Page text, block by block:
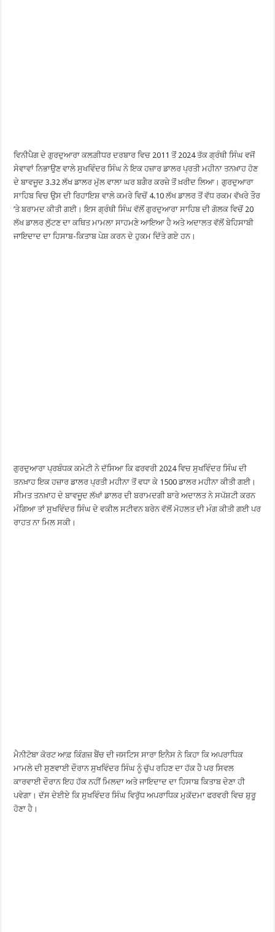
ਵਿਨੀਪੈਗ ਦੇ ਗੁਰਦੁਆਰਾ ਕਲਗ਼ੀਧਰ ਦਰਬਾਰ ਵਿਚ 2011 ਤੋਂ 2024 ਤੱਕ ਗ੍ਰੰਥੀ ਸਿੰਘ ਵਜੋਂ
ਸੇਵਾਵਾਂ ਨਿਭਾਉਣ ਵਾਲੇ ਸੁਖਵਿੰਦਰ ਸਿੰਘ ਨੇ ਇਕ ਹਜ਼ਾਰ ਡਾਲਰ ਪ੍ਰਤੀ ਮਹੀਨਾ ਤਨਖ਼ਾਹ ਹੋਣ
ਦੇ ਬਾਵਜੂਦ 3.32 ਲੱਖ ਡਾਲਰ ਮੁੱਲ ਵਾਲਾ ਘਰ ਬਗੈਰ ਕਰਜ਼ੇ ਤੋਂ ਖ਼ਰੀਦ ਲਿਆ। ਗੁਰਦੁਆਰਾ
ਸਾਹਿਬ ਵਿਚ ਉਸ ਦੀ ਰਿਹਾਇਸ਼ ਵਾਲੇ ਕਮਰੇ ਵਿਚੋਂ 4.10 ਲੱਖ ਡਾਲਰ ਤੋਂ ਵੱਧ ਰਕਮ ਵੱਖਰੇ ਤੌਰ
’ਤੇ ਬਰਾਮਦ ਕੀਤੀ ਗਈ। ਇਸ ਗ੍ਰੰਥੀ ਸਿੰਘ ਵੱਲੋਂ ਗੁਰਦੁਆਰਾ ਸਾਹਿਬ ਦੀ ਗੋਲਕ ਵਿਚੋਂ 20
ਲੱਖ ਡਾਲਰ ਲੁੱਟਣ ਦਾ ਕਥਿਤ ਮਾਮਲਾ ਸਾਹਮਣੇ ਆਇਆ ਹੈ ਅਤੇ ਅਦਾਲਤ ਵੱਲੋਂ ਬੇਹਿਸਾਬੀ
ਜਾਇਦਾਦ ਦਾ ਹਿਸਾਬ-ਕਿਤਾਬ ਪੇਸ਼ ਕਰਨ ਦੇ ਹੁਕਮ ਦਿੱਤੇ ਗਏ ਹਨ।
ਗੁਰਦੁਆਰਾ ਪ੍ਰਬੰਧਕ ਕਮੇਟੀ ਨੇ ਦੱਸਿਆ ਕਿ ਫਰਵਰੀ 2024 ਵਿਚ ਸੁਖਵਿੰਦਰ ਸਿੰਘ ਦੀ
ਤਨਖ਼ਾਹ ਇਕ ਹਜ਼ਾਰ ਡਾਲਰ ਪ੍ਰਤੀ ਮਹੀਨਾ ਤੋਂ ਵਧਾ ਕੇ 1500 ਡਾਲਰ ਮਹੀਨਾ ਕੀਤੀ ਗਈ।
ਸੀਮਤ ਤਨਖ਼ਾਹ ਦੇ ਬਾਵਜੂਦ ਲੱਖਾਂ ਡਾਲਰ ਦੀ ਬਰਾਮਦਗੀ ਬਾਰੇ ਅਦਾਲਤ ਨੇ ਸਪੱਸ਼ਟੀ ਕਰਨ
ਮੰਗਿਆ ਤਾਂ ਸੁਖਵਿੰਦਰ ਸਿੰਘ ਦੇ ਵਕੀਲ ਸਟੀਵਨ ਬਰੇਨ ਵੱਲੋਂ ਮੋਹਲਤ ਦੀ ਮੰਗ ਕੀਤੀ ਗਈ ਪਰ
ਰਾਹਤ ਨਾ ਮਿਲ ਸਕੀ।
ਮੈਨੀਟੋਬਾ ਕੋਰਟ ਆਫ਼ ਕਿੰਗਜ਼ ਬੈਂਚ ਦੀ ਜਸਟਿਸ ਸਾਰਾ ਇਨੈਸ ਨੇ ਕਿਹਾ ਕਿ ਅਪਰਾਧਿਕ
ਮਾਮਲੇ ਦੀ ਸੁਣਵਾਈ ਦੌਰਾਨ ਸੁਖਵਿੰਦਰ ਸਿੰਘ ਨੂੰ ਚੁੱਪ ਰਹਿਣ ਦਾ ਹੱਕ ਹੈ ਪਰ ਸਿਵਲ
ਕਾਰਵਾਈ ਦੌਰਾਨ ਇਹ ਹੱਕ ਨਹੀਂ ਮਿਲਦਾ ਅਤੇ ਜਾਇਦਾਦ ਦਾ ਹਿਸਾਬ ਕਿਤਾਬ ਦੇਣਾ ਹੀ
ਪਵੇਗਾ। ਦੱਸ ਦੇਈਏ ਕਿ ਸੁਖਵਿੰਦਰ ਸਿੰਘ ਵਿਰੁੱਧ ਅਪਰਾਧਿਕ ਮੁਕੱਦਮਾ ਫਰਵਰੀ ਵਿਚ ਸ਼ੁਰੂ
ਹੋਣਾ ਹੈ।